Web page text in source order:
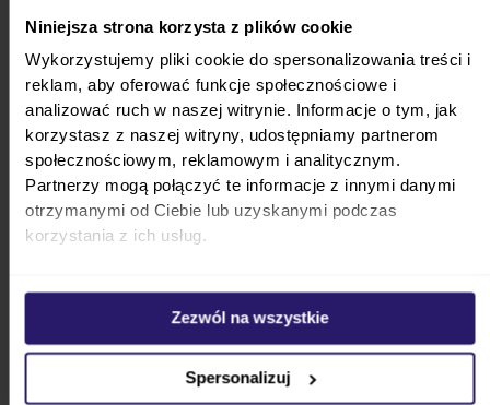
Niniejsza strona korzysta z plików cookie
Wykorzystujemy pliki cookie do spersonalizowania treści i
reklam, aby oferować funkcje społecznościowe i
analizować ruch w naszej witrynie. Informacje o tym, jak
korzystasz z naszej witryny, udostępniamy partnerom
społecznościowym, reklamowym i analitycznym.
Partnerzy mogą połączyć te informacje z innymi danymi
otrzymanymi od Ciebie lub uzyskanymi podczas
korzystania z ich usług.
Zezwól na wszystkie
Spersonalizuj
maluszka kocykiem po zapięciu pasów.
Zadbaj szczególnie o szyję i głowę malca,
gdyż to w tych miejscach najszybciej “ucieka”
ciepło.Załóż dziecku czapeczkę i rękawiczki
chroniące małe dłonie. Regularnie sprawdzaj
mu kark. Jeśli jest:
suchy i ciepły, to oznacza właściwą
wilgotny i gorący – oznacza, że smyk
jest przegrzany i trzeba zdjąć z niego
warstwę odzieży,
zimny – należy dogrzać dziecko.